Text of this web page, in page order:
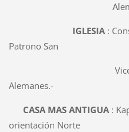
IGLESIA:
Patrono San
Vicente de
Alemanes.-
CASA MAS ANTIGUA:
orientación Norte